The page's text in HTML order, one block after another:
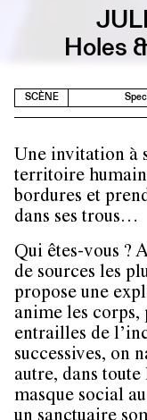
Holes
SCÈNE
Une invitation à
territoire
bordures et
dans ses trous…
Qui êtes-vous ?
de sources les
propose une
anime les corps,
entrailles de
successives, on
autre, dans
masque social